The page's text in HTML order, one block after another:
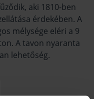
aki 1810-ben
érdekében. A
mélysége eléri a 9
A tavon nyaranta
lehetőség.